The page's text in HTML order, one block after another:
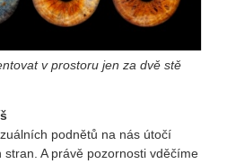
v prostoru jen za dvě stě
podnětů na nás útočí
A právě pozornosti vděčíme